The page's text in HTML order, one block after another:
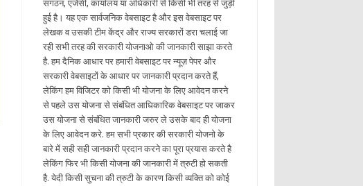
संगठन, एजेंसी, कार्यालय या अधिकारी से किसी भी तरह से जुड़ी
हुई है। यह एक सार्वजनिक वेबसाइट है और इस वेबसाइट पर
लेखक व उसकी टीम केंद्र और राज्य सरकारों डरा चलाई जा
रही सभी तरह की सरकारी योजनाओ की जानकारी साझा करते
है. हम दैनिक आधार पर हमारी वेबसाइट पर न्यूज़ पेपर और
सरकारी वेबसाइटों के आधार पर जानकारी प्रदान करते हैं,
लेकिंग हम विजिटर को किसी भी योजना के लिए आवेदन करने
से पहले उस योजना से संबंधित आधिकारिक वेबसाइट पर जाकर
उस योजना से संबंधित जानकारी जरुर ले उसके बाद ही योजना
के लिए आवेदन करे. हम सभी प्रकार की सरकारी योजनो के
बारे में सही सही जानकारी प्रदान करने का पूरा प्रयास करते है
लेकिंग फिर भी किसी योजना की जानकारी में त्रुटी हो सकती
है. येदी किसी सुचना की त्रुटी के कारण किसी व्यक्ति को कोई